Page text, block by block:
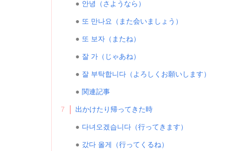
안녕（さようなら）
또 만나요（また会いましょう）
또 보자（またね）
잘 가（じゃあね）
잘 부탁합니다（よろしくお願いします）
関連記事
7 出かけたり帰ってきた時
다녀오겠습니다（行ってきます）
갔다 올게（行ってくるね）